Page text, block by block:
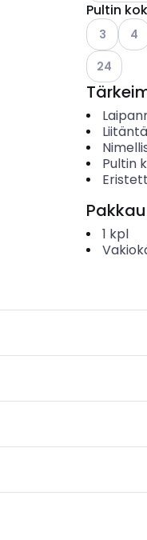
Pultin
Katso
3
4
Katso
24
Pultin
1 kpl